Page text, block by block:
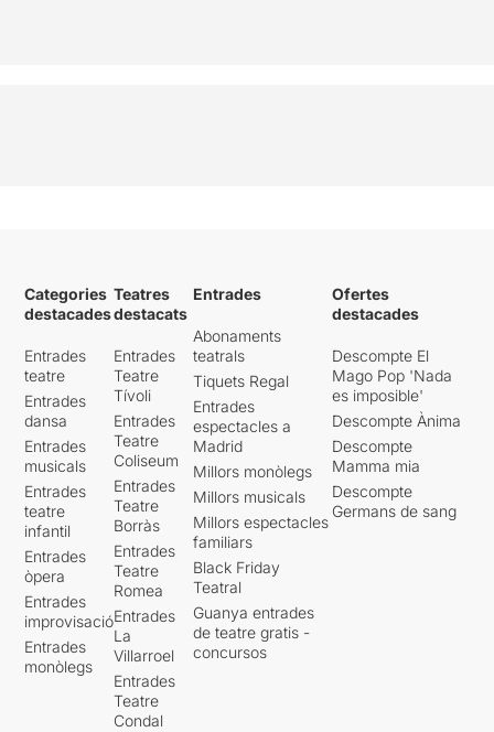
Categories
destacades
Entrades
teatre
Entrades
dansa
Entrades
musicals
Entrades
teatre
infantil
Entrades
òpera
Entrades
improvisació
Entrades
monòlegs
Teatres
destacats
Entrades
Teatre
Tívoli
Entrades
Teatre
Coliseum
Entrades
Teatre
Borràs
Entrades
Teatre
Romea
Entrades
La
Villarroel
Entrades
Teatre
Condal
Entrades
Abonaments
teatrals
Tiquets Regal
Entrades
espectacles a
Madrid
Millors monòlegs
Millors musicals
Millors espectacles
familiars
Black Friday
Teatral
Guanya entrades
de teatre gratis -
concursos
Ofertes
destacades
Descompte El
Mago Pop 'Nada
es imposible'
Descompte Ànima
Descompte
Mamma mia
Descompte
Germans de sang